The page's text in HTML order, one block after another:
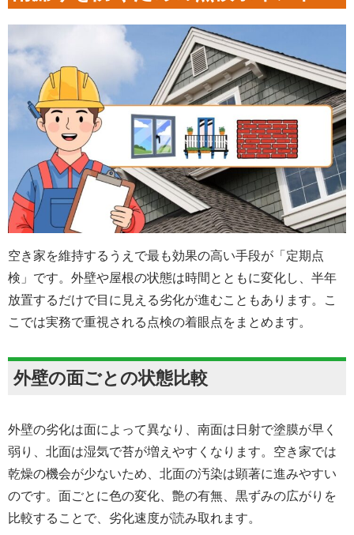
空き家を維持するうえで最も効果の高い手段が「定期点
検」です。外壁や屋根の状態は時間とともに変化し、半年
放置するだけで目に見える劣化が進むこともあります。こ
こでは実務で重視される点検の着眼点をまとめます。
外壁の面ごとの状態比較
外壁の劣化は面によって異なり、南面は日射で塗膜が早く
弱り、北面は湿気で苔が増えやすくなります。空き家では
乾燥の機会が少ないため、北面の汚染は顕著に進みやすい
のです。面ごとに色の変化、艶の有無、黒ずみの広がりを
比較することで、劣化速度が読み取れます。